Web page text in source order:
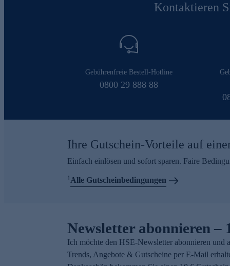
Kontaktieren
Gebührenfreie Bestell-Hotline
0800 29 888 88
Ihre Gutschein-Vorteile auf
Einfach einlösen und sofort sparen. Faire
1Alle Gutscheinbedingungen
Newsletter abonnieren –
Ich möchte den HSE-Newsletter abonnieren und
Trends, Angebote & Gutscheine per E-Mail